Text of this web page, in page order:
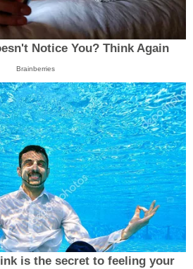
Notice You? Think Again
Brainberries
is the secret to feeling your